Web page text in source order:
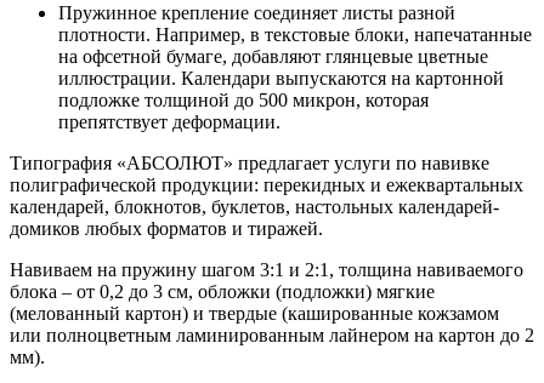
Пружинное крепление соединяет листы разной
плотности. Например, в текстовые блоки, напечатанные
на офсетной бумаге, добавляют глянцевые цветные
иллюстрации. Календари выпускаются на картонной
подложке толщиной до 500 микрон, которая
препятствует деформации.
Типография «АБСОЛЮТ» предлагает услуги по навивке
полиграфической продукции: перекидных и ежеквартальных
календарей, блокнотов, буклетов, настольных календарей-
домиков любых форматов и тиражей.
Навиваем на пружину шагом 3:1 и 2:1, толщина навиваемого
блока – от 0,2 до 3 см, обложки (подложки) мягкие
(мелованный картон) и твердые (кашированные кожзамом
или полноцветным ламинированным лайнером на картон до 2
мм).